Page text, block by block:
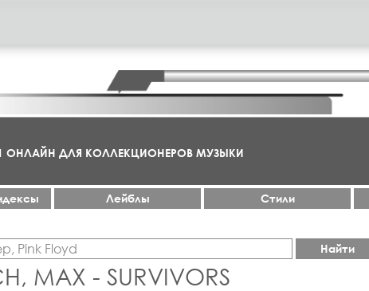
ОНЛАЙН ДЛЯ КОЛЛЕКЦИОНЕРОВ МУЗЫКИ
Лейблы Стили
Найти
MAX - SURVIVORS